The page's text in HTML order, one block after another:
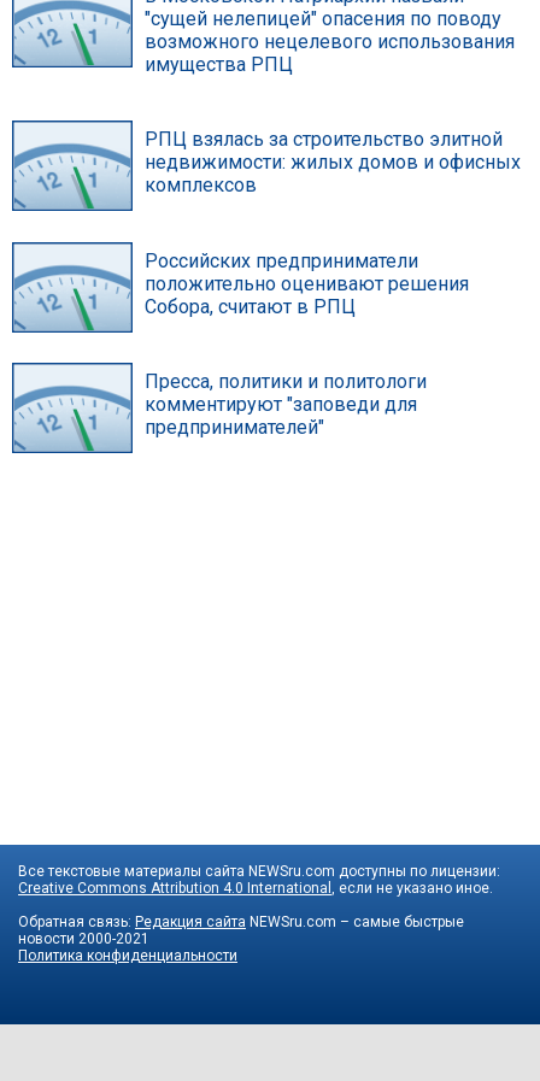
"сущей нелепицей" опасения по поводу
возможного нецелевого использования
имущества РПЦ
РПЦ взялась за строительство элитной
недвижимости: жилых домов и офисных
комплексов
Российских предприниматели
положительно оценивают решения
Собора, считают в РПЦ
Пресса, политики и политологи
комментируют "заповеди для
предпринимателей"
Все текстовые материалы сайта NEWSru.com доступны по лицензии:
Creative Commons Attribution 4.0 International , если не указано иное.
Обратная связь: Редакция сайта NEWSru.com – самые быстрые
новости 2000-2021
Политика конфиденциальности